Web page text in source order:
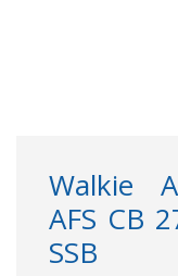
Walkie
AFS CB
SSB